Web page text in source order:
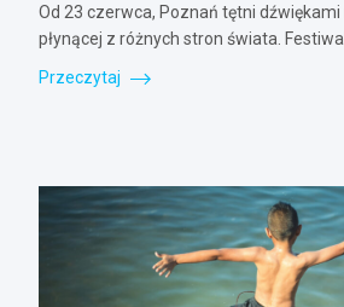
Od 23 czerwca, Poznań tętni
płynącej z różnych stron świata.
Przeczytaj